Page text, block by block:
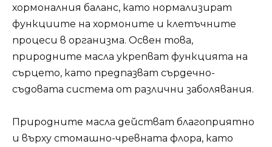
хормоналния баланс, като нормализират
функциите на хормоните и клетъчните
процеси в организма. Освен това,
природните масла укрепват функцията на
сърцето, като предпазват сърдечно-
съдовата система от различни заболявания.
Природните масла действат благоприятно
и върху стомашно-чревната флора, като